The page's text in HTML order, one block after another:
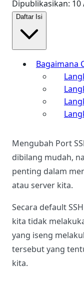
Dipublikasikan: 10
Daftar Isi
Bagaimana
Mengubah Port
dibilang mudah,
penting dalam
atau server kita.
Secara default
kita tidak
yang iseng
tersebut yang
kita.